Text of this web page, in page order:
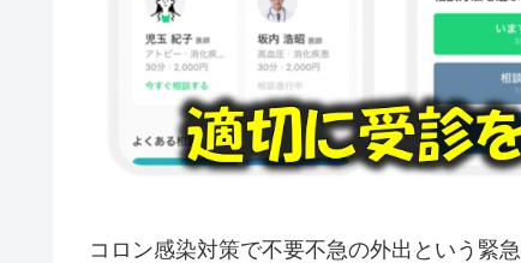
コロン感染対策で不要不急の外出という緊